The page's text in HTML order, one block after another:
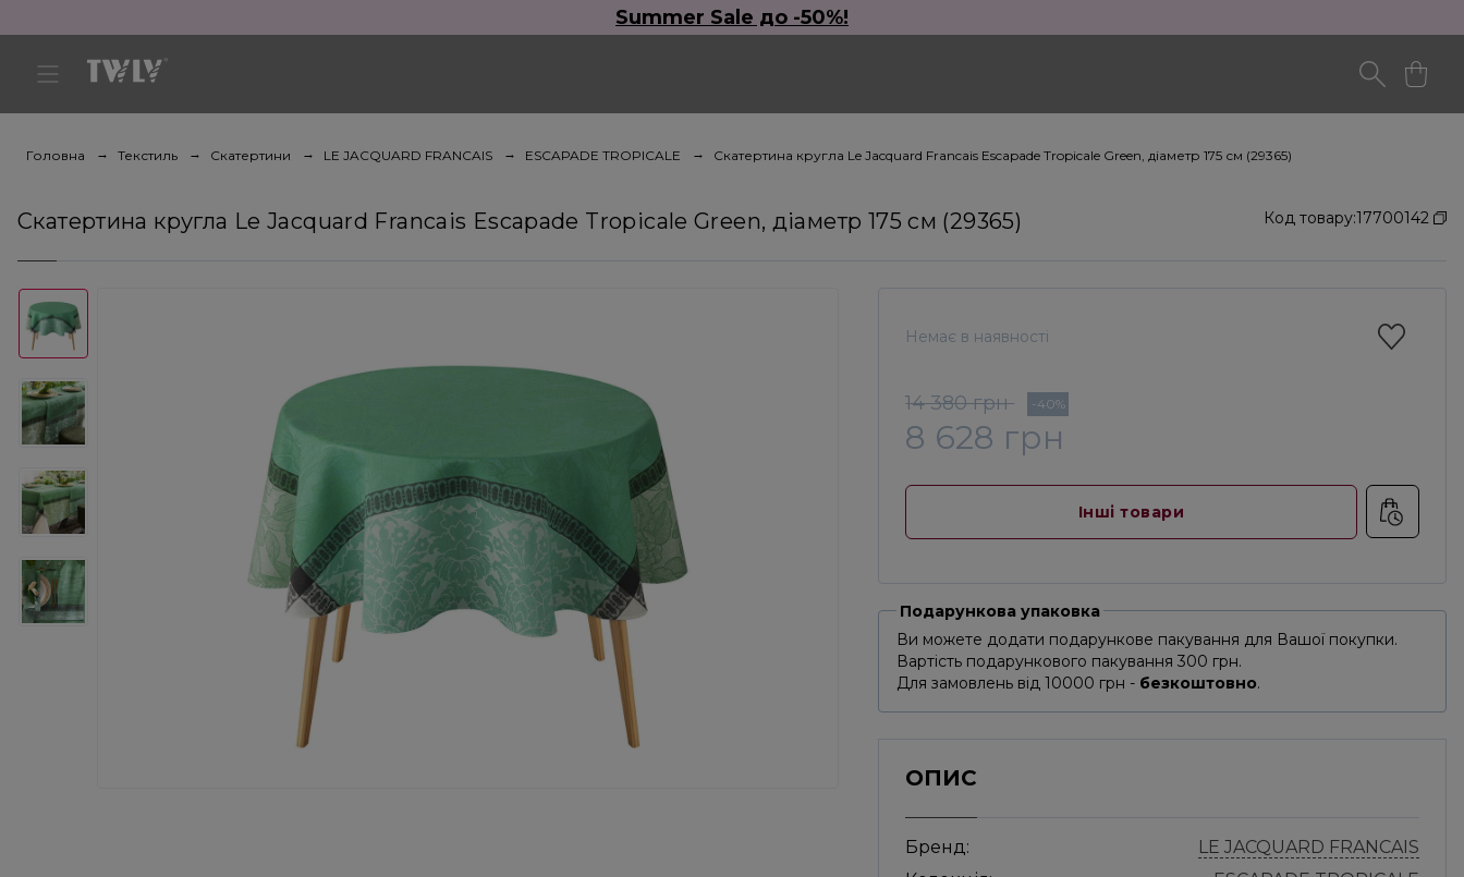
Summer Sale до -50%!
Головна Текстиль Скатертини LE JACQUARD FRANCAIS ESCAPADE TROPICALE Скатертина кругла Le Jacquard Francais Escapade Tropicale Green, діаметр 175 см (29365)
Скатертина кругла Le Jacquard Francais Escapade Tropicale Green, діаметр 175 см (29365) Код товару:17700142
Немає в наявності
14 380 грн -40%
8 628 грн
Інші товари
Подарункова упаковка
Ви можете додати подарункове пакування для Вашої покупки.
Вартість подарункового пакування 300 грн.
Для замовлень від 10000 грн - безкоштовно.
ОПИС
Бренд:
LE JACQUARD FRANCAIS